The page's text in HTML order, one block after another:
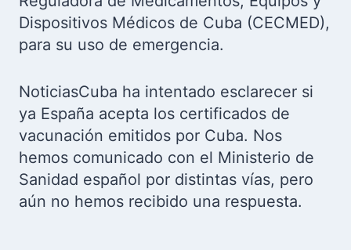
Dispositivos Médicos de Cuba (CECMED),
para su uso de emergencia.
NoticiasCuba ha intentado esclarecer si
ya España acepta los certificados de
vacunación emitidos por Cuba. Nos
hemos comunicado con el Ministerio de
Sanidad español por distintas vías, pero
aún no hemos recibido una respuesta.